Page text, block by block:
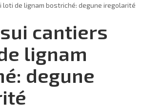
loti de lignam bostriché: degune iregolarité
cantiers
lignam
degune